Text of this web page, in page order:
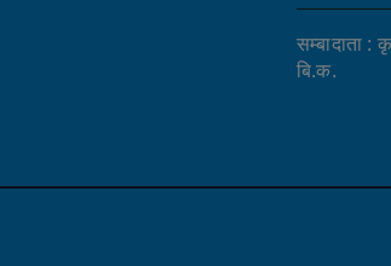
सम्बादाता :
बि.क.